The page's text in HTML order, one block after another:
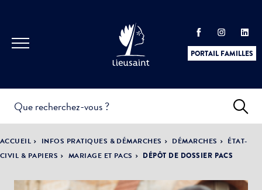
PORTAIL FAMILLES
PRATIQUES &
DÉMARCHES
ACTUALITÉS &
ÉVÈNEMENTS
ACCUEIL INFOS PRATIQUES & DÉMARCHES DÉMARCHES
ÉTAT-
CIVIL & PAPIERS
MARIAGE ET PACS DÉPÔT DE DOSSIER PACS